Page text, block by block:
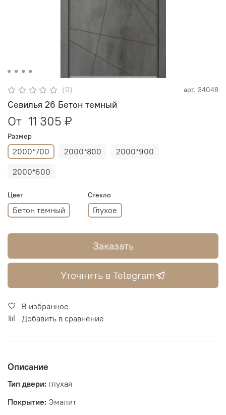
(0) арт. 34048
Севилья 26 Бетон темный
От 11 305 ₽
Размер
2000*700 2000*800
2000*900
2000*600
Цвет
Бетон темный
Стекло
Глухое
Заказать
Уточнить в Telegram
В избранное
Добавить в сравнение
Описание
Тип двери: глухая
Покрытие: Эмалит